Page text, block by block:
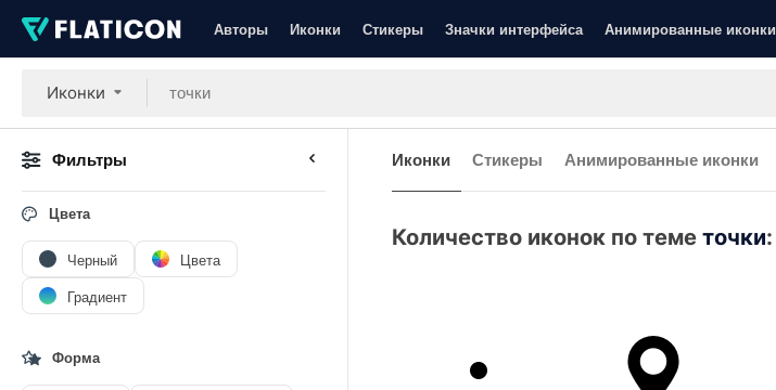
Авторы Иконки Стикеры Значки интерфейса Анимированные иконки
Иконки
Фильтры
Цвета
Черный
Цвета
Градиент
Форма
Иконки Стикеры Анимированные иконки
Количество иконок по теме точки: